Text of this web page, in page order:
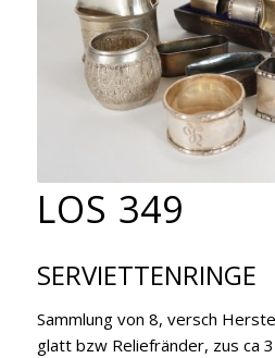
LOS 349
SERVIETTENRINGE
Sammlung von 8, versch
glatt bzw Reliefränder, zus ca